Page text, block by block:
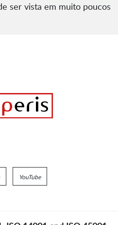
ser vista em muito poucos
YouTube